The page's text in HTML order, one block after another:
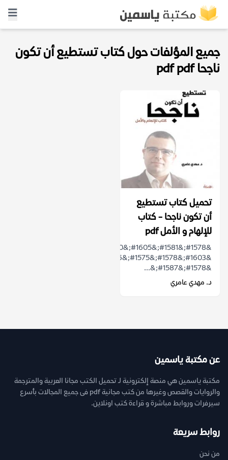
جميع المؤلفات حول كتاب تستطيع أن تكون
ناجحا pdf pdf
تحميل كتاب تستطيع
أن تكون ناجحا - كتاب
للإلهام و الأمل pdf
&#1578;&#1587;&...
د. مهدي عامري
عن مكتبة ياسمين
مكتبة ياسمين هي منصة إلكترونية لـ تحميل الكتب مجانا العربية والمترجمة
والروايات والقصص وغيرها من كتب مجانية pdf فى جميع المجالات بأسرع
سيرفرات وروابط مباشرة و قراءة كتب اونلاين.
روابط سريعة
من نحن